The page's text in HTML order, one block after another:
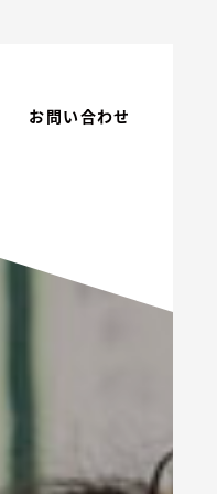
お問い合わせ